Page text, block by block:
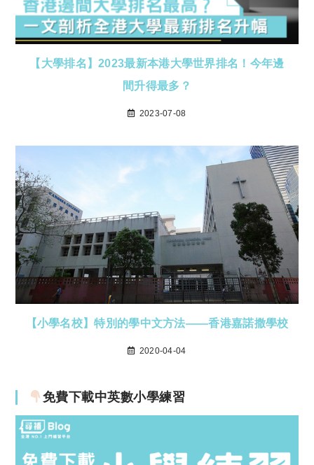
【大學排名】2023最新本港大學世界排名！今年邊
間升得最多？
2023-07-08
【小學名校】特別的學中文方法——香港嘉諾撒學校
2020-04-04
免費下載中英數小學練習